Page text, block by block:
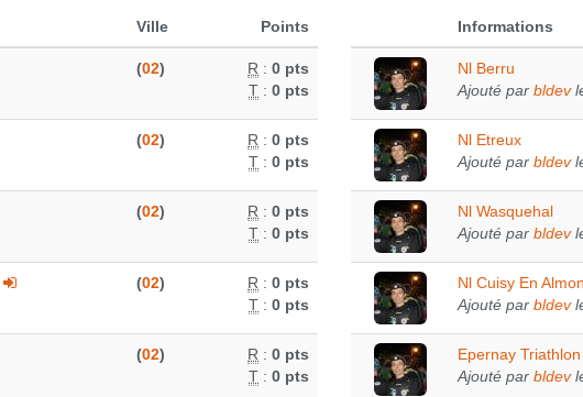
Ville Points
(02) R : 0 pts
T : 0 pts
(02) R : 0 pts
T : 0 pts
(02) R : 0 pts
T : 0 pts
(02) R : 0 pts
T : 0 pts
(02) R : 0 pts
T : 0 pts
Informations
Nl Berru
Ajouté par bldev
Nl Etreux
Ajouté par bldev
Nl Wasquehal
Ajouté par bldev
Nl Cuisy En
Ajouté par bldev
Epernay
Ajouté par bldev